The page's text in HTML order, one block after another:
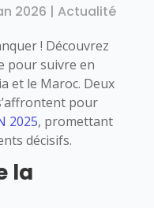
2026 | Actualité
! Découvrez
pour suivre en
et le Maroc. Deux
pour
2025, promettant
décisifs.
la